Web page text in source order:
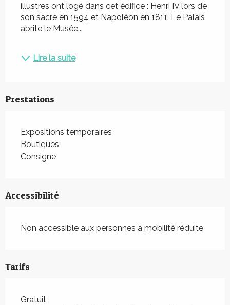
illustres ont logé dans cet édifice : Henri IV lors de
son sacre en 1594 et Napoléon en 1811. Le Palais
abrite le Musée...
Lire la suite
Prestations
Expositions temporaires
Boutiques
Consigne
Accessibilité
Non accessible aux personnes à mobilité réduite
Tarifs
Gratuit